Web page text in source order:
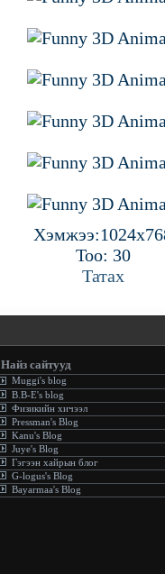
Тоо: 30
Татах
Найз сайтууд
Muggi's blog
B.B-E's blog
Физикийн хичээл
Pressman's Blog
Kanu's Blog
Juye's Blog
Гэгээн хайрын блог
G-logus's Blog
Bayarmaa's Blog